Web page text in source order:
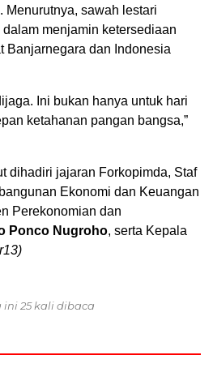
Menurutnya, sawah lestari
menjamin ketersediaan
Banjarnegara dan Indonesia
Ini bukan hanya untuk hari
ketahanan pangan bangsa,”
dihadiri jajaran Forkopimda, Staf
Ekonomi dan Keuangan
Perekonomian dan
Ponco Nugroho, serta Kepala
ini 25 kali dibaca